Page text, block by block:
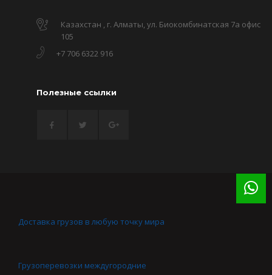
Казахстан , г. Алматы, ул. Биокомбинатская 7а офис
105
+7 706 6322 916
Полезные ссылки
Доставка грузов в любую точку мира
Грузоперевозки междугородние